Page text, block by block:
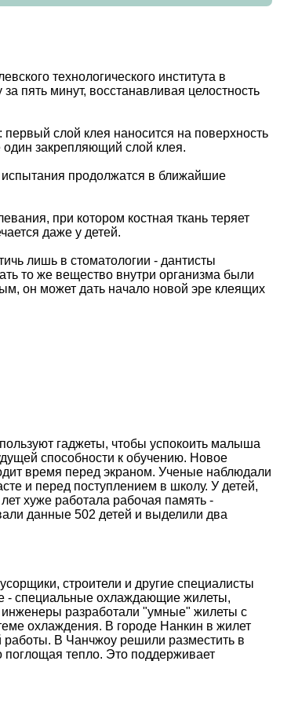
технологического института в
пять минут, восстанавливая целостность
слой клея наносится на поверхность
один закрепляющий слой клея.
продолжатся в ближайшие
при котором костная ткань теряет
даже у детей.
лишь в стоматологии - дантисты
то же вещество внутри организма были
он может дать начало новой эре клеящих
гаджеты, чтобы успокоить малыша
способности к обучению. Новое
время перед экраном. Ученые наблюдали
и перед поступлением в школу. У детей,
хуже работала рабочая память -
данные 502 детей и выделили два
строители и другие специалисты
- специальные охлаждающие жилеты,
инженеры разработали "умные" жилеты с
охлаждения. В городе Нанкин в жилет
работы. В Чанчжоу решили разместить в
поглощая тепло. Это поддерживает